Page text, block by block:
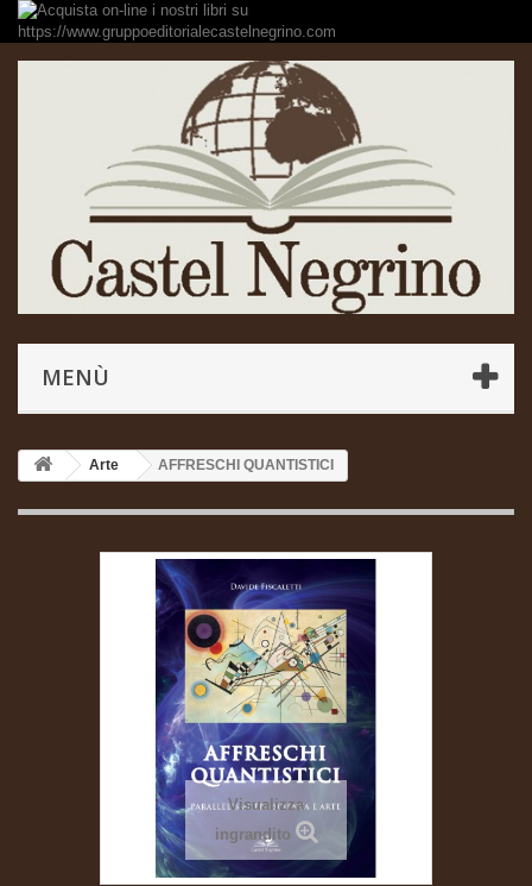
MENÙ
Arte AFFRESCHI QUANTISTICI
Visualizza
ingrandito